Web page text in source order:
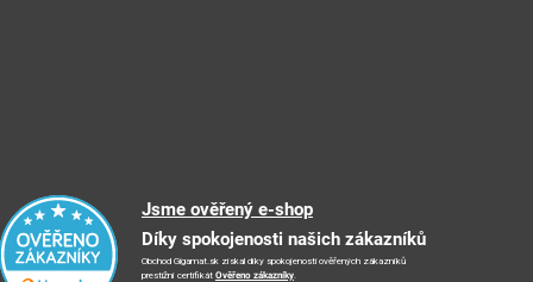
Jsme ověřený e-shop
Díky spokojenosti našich zákazníků
Obchod Gigamat.sk získal díky spokojenosti ověřených zákazníků
prestižní certifikát Ověřeno zákazníky.